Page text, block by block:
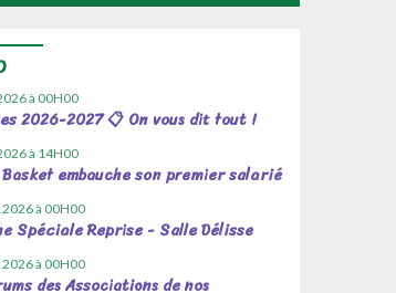
à 00H00
2026-2027 📋 On vous dit tout !
à 14H00
embauche son premier salarié !
à 00H00
Spéciale Reprise - Salle Délisse
à 00H00
des Associations de nos